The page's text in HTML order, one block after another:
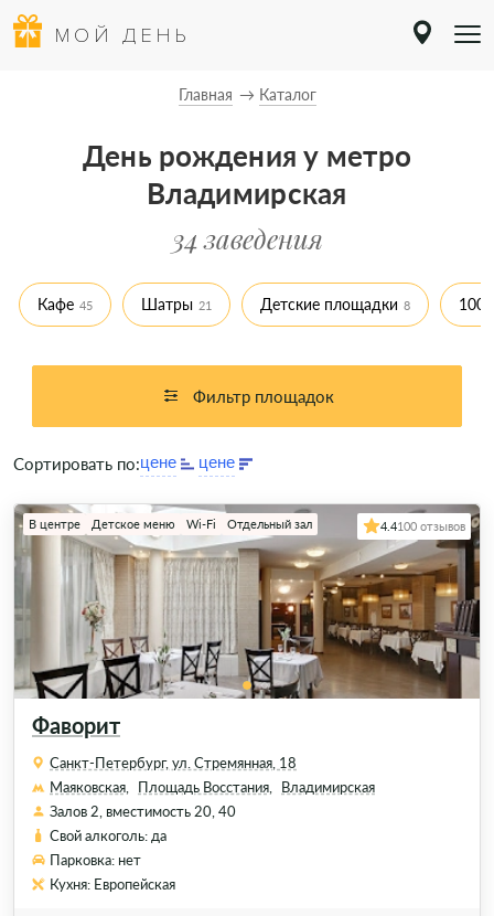
МОЙ ДЕНЬ
Главная Каталог
День рождения у метро
Владимирская
34 заведения
Кафе 45 Шатры 21 Детские площадки 8 100
Фильтр площадок
Сортировать по:
Фаворит
В центре Детское меню Wi-Fi Отдельный зал 4.4100 отзывов
Санкт-Петербург, ул. Стремянная, 18
Маяковская,
Площадь Восстания,
Владимирская
Залов 2, вместимость 20, 40
Свой алкоголь: да
Парковка: нет
Кухня: Европейская